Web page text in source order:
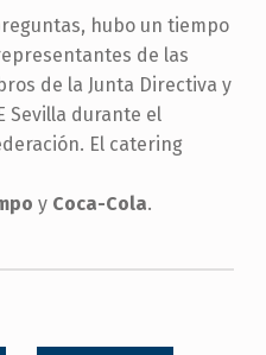
hubo un tiempo
de las
de la Junta Directiva y
Sevilla durante el
El catering
y Coca-Cola.